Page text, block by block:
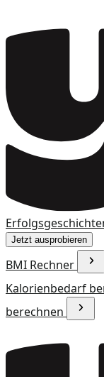
Jetzt ausprobieren
BMI Rechner
Kalorienbedarf
berechnen